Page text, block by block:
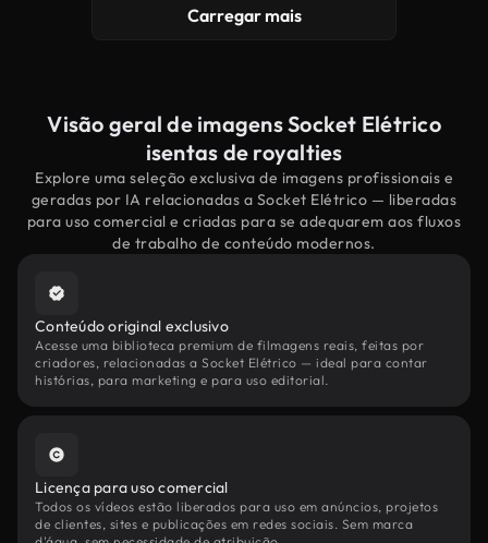
Carregar mais
Visão geral de imagens Socket Elétrico
isentas de royalties
Explore uma seleção exclusiva de imagens profissionais e
geradas por IA relacionadas a Socket Elétrico — liberadas
para uso comercial e criadas para se adequarem aos fluxos
de trabalho de conteúdo modernos.
Conteúdo original exclusivo
Acesse uma biblioteca premium de filmagens reais, feitas por
criadores, relacionadas a Socket Elétrico — ideal para contar
histórias, para marketing e para uso editorial.
Licença para uso comercial
Todos os vídeos estão liberados para uso em anúncios, projetos
de clientes, sites e publicações em redes sociais. Sem marca